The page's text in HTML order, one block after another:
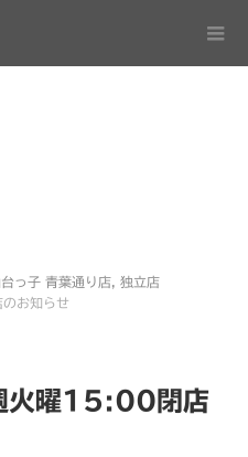
っ子 青葉通り店
独立店
お知らせ
火曜15:00閉店